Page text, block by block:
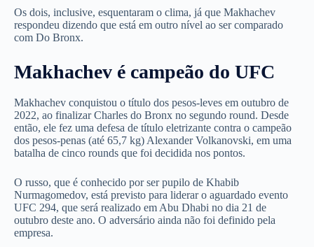
Os dois, inclusive, esquentaram o clima, já que Makhachev
respondeu dizendo que está em outro nível ao ser comparado
com Do Bronx.
Makhachev é campeão do UFC
Makhachev conquistou o título dos pesos-leves em outubro de
2022, ao finalizar Charles do Bronx no segundo round. Desde
então, ele fez uma defesa de título eletrizante contra o campeão
dos pesos-penas (até 65,7 kg) Alexander Volkanovski, em uma
batalha de cinco rounds que foi decidida nos pontos.
O russo, que é conhecido por ser pupilo de Khabib
Nurmagomedov, está previsto para liderar o aguardado evento
UFC 294, que será realizado em Abu Dhabi no dia 21 de
outubro deste ano. O adversário ainda não foi definido pela
empresa.